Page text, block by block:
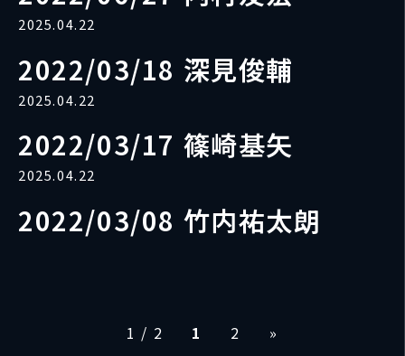
2025.04.22
2022/03/18 深見俊輔
2025.04.22
2022/03/17 篠崎基矢
2025.04.22
2022/03/08 竹内祐太朗
1 / 2 1 2 »